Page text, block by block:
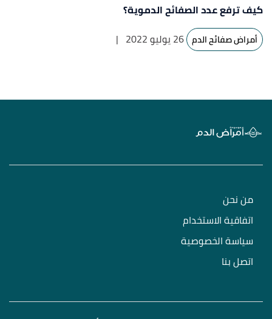
كيف ترفع عدد الصفائح الدموية؟
أمراض صفائح الدم 26 يوليو 2022 |
من نحن
اتفاقية الاستخدام
سياسة الخصوصية
اتصل بنا